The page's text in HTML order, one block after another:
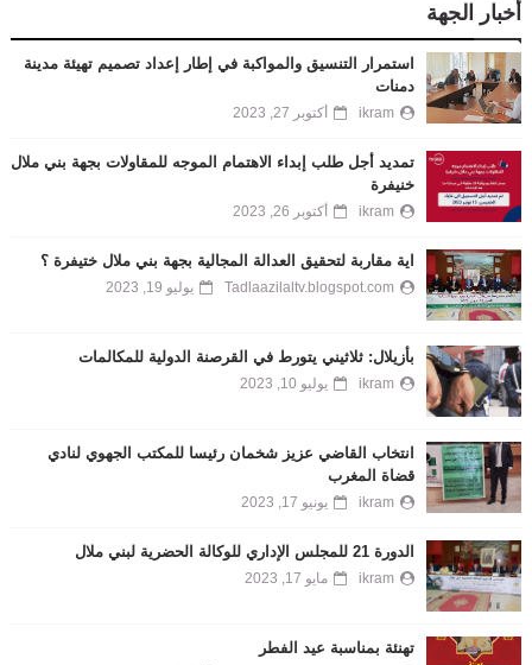
أخبار الجهة
استمرار التنسيق والمواكبة في إطار إعداد تصميم تهيئة مدينة
دمنات
ikram أكتوبر 27, 2023
تمديد أجل طلب إبداء الاهتمام الموجه للمقاولات بجهة بني ملال
خنيفرة
ikram أكتوبر 26, 2023
اية مقاربة لتحقيق العدالة المجالية بجهة بني ملال ختيفرة ؟
Tadlaazilaltv.blogspot.com يوليو 19, 2023
بأزيلال: ثلاثيني يتورط في القرصنة الدولية للمكالمات
ikram يوليو 10, 2023
انتخاب القاضي عزيز شخمان رئيسا للمكتب الجهوي لنادي
قضاة المغرب
ikram يونيو 17, 2023
الدورة 21 للمجلس الإداري للوكالة الحضرية لبني ملال
ikram مايو 17, 2023
تهنئة بمناسبة عيد الفطر